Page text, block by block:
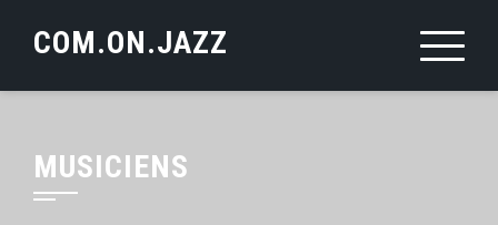
COM.ON.JAZZ
MUSICIENS